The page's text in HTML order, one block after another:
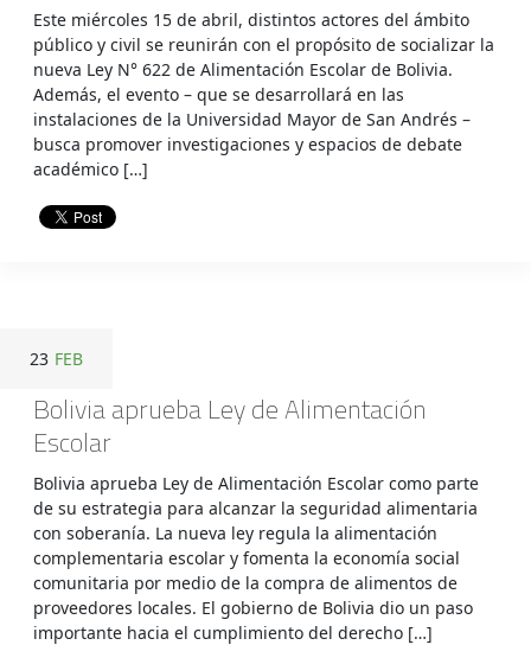
Este miércoles 15 de abril, distintos actores del ámbito
público y civil se reunirán con el propósito de socializar la
nueva Ley N° 622 de Alimentación Escolar de Bolivia.
Además, el evento – que se desarrollará en las
instalaciones de la Universidad Mayor de San Andrés –
busca promover investigaciones y espacios de debate
académico […]
23 FEB
Bolivia aprueba Ley de Alimentación
Escolar
Bolivia aprueba Ley de Alimentación Escolar como parte
de su estrategia para alcanzar la seguridad alimentaria
con soberanía. La nueva ley regula la alimentación
complementaria escolar y fomenta la economía social
comunitaria por medio de la compra de alimentos de
proveedores locales. El gobierno de Bolivia dio un paso
importante hacia el cumplimiento del derecho […]